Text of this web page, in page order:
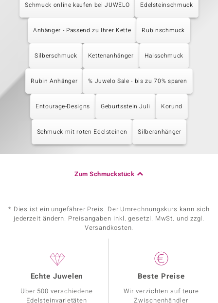
Schmuck online kaufen bei JUWELO Edelsteinschmuck
Anhänger - Passend zu Ihrer Kette Rubinschmuck
Silberschmuck Kettenanhänger Halsschmuck
Rubin Anhänger % Juwelo Sale - bis zu 70% sparen
Entourage-Designs Geburtsstein Juli Korund
Schmuck mit roten Edelsteinen Silberanhänger
Zum Schmuckstück
* Dies ist ein ungefährer Preis. Der Umrechnungskurs kann sich
jederzeit ändern. Preisangaben inkl. gesetzl. MwSt. und zzgl.
Versandkosten.
Echte Juwelen
Über 500 verschiedene
Edelsteinvarietäten
Beste Preise
Wir verzichten auf teure
Zwischenhändler